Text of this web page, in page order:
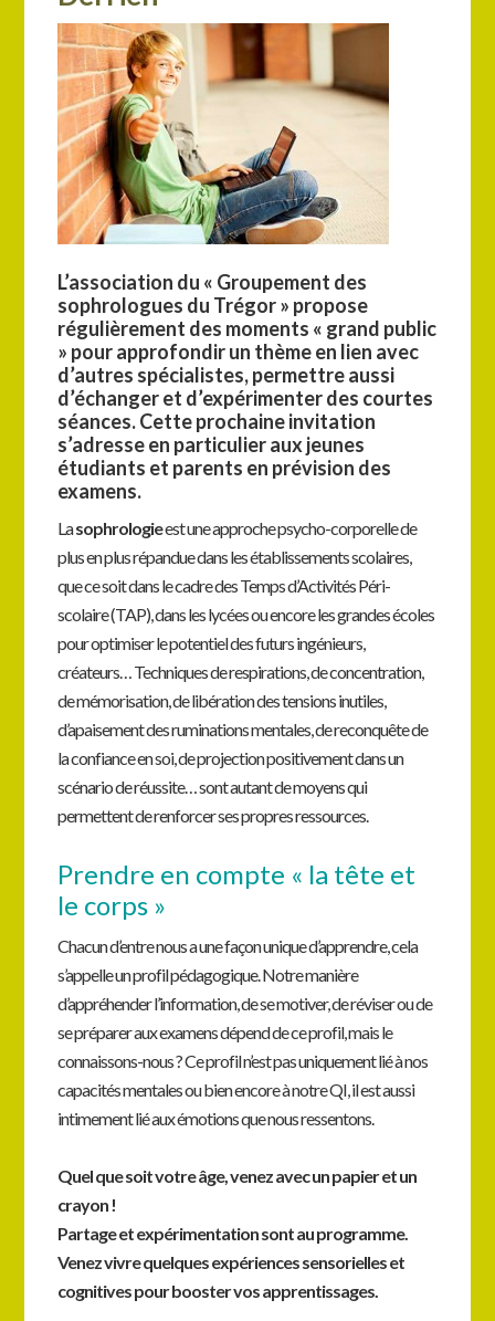
L’association du « Groupement des
sophrologues du Trégor » propose
régulièrement des moments « grand public
» pour approfondir un thème en lien avec
d’autres spécialistes, permettre aussi
d’échanger et d’expérimenter des courtes
séances. Cette prochaine invitation
s’adresse en particulier aux jeunes
étudiants et parents en prévision des
examens.
Lasophrologieest une approche psycho-corporelle de
plus en plus répandue dans les établissements scolaires,
que ce soit dans le cadre des Temps d’Activités Péri-
scolaire (TAP), dans les lycées ou encore les grandes écoles
pour optimiser le potentiel des futurs ingénieurs,
créateurs… Techniques de respirations, de concentration,
de mémorisation, de libération des tensions inutiles,
d’apaisement des ruminations mentales, de reconquête de
la confiance en soi, de projection positivement dans un
scénario de réussite… sont autant de moyens qui
permettent de renforcer ses propres ressources.
Prendre en compte « la tête et
le corps »
Chacun d’entre nous a une façon unique d’apprendre, cela
s’appelle un profil pédagogique. Notre manière
d’appréhender l’information, de se motiver, de réviser ou de
se préparer aux examens dépend de ce profil, mais le
connaissons-nous ? Ce profil n’est pas uniquement lié à nos
capacités mentales ou bien encore à notre QI, il est aussi
intimement lié aux émotions que nous ressentons.
Quel que soit votre âge, venez avec un papier et un
crayon !
Partage et expérimentation sont au programme.
Venez vivre quelques expériences sensorielles et
cognitives pour booster vos apprentissages.